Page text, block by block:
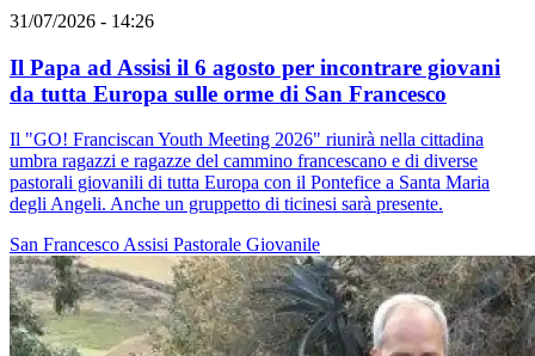
31/07/2026 - 14:26
Il Papa ad Assisi il 6 agosto per incontrare giovani
da tutta Europa sulle orme di San Francesco
Il "GO! Franciscan Youth Meeting 2026" riunirà nella cittadina
umbra ragazzi e ragazze del cammino francescano e di diverse
pastorali giovanili di tutta Europa con il Pontefice a Santa Maria
degli Angeli. Anche un gruppetto di ticinesi sarà presente.
San FrancescoAssisi Pastorale Giovanile